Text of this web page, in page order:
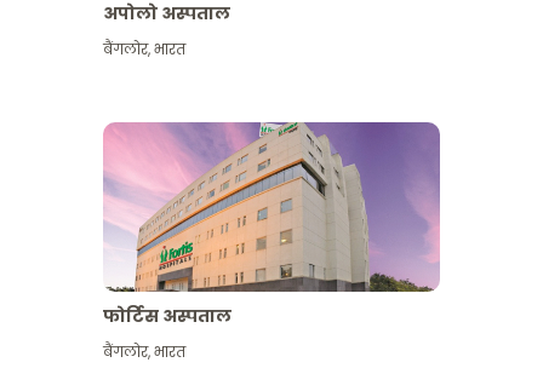
अपोलो अस्पताल
बैंगलोर,भारत
फोर्टिस अस्पताल
बैंगलोर,भारत